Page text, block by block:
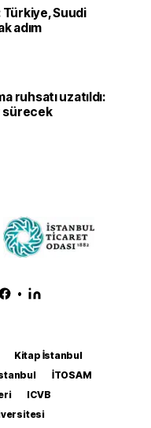
Türkiye, Suudi
adım
ruhsatı uzatıldı:
sürecek
•
Kitap İstanbul
İTOSAM
ICVB